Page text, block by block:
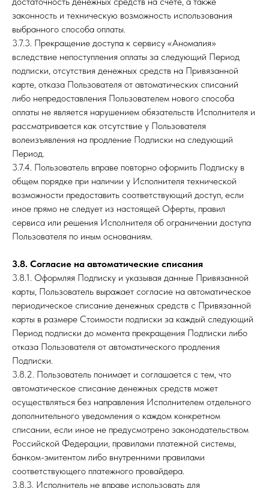
законность и техническую возможность использования
выбранного способа оплаты.
3.7.3. Прекращение доступа к сервису «Аномалия»
вследствие непоступления оплаты за следующий Период
подписки, отсутствия денежных средств на Привязанной
карте, отказа Пользователя от автоматических списаний
либо непредоставления Пользователем нового способа
оплаты не является нарушением обязательств Исполнителя и
рассматривается как отсутствие у Пользователя
волеизъявления на продление Подписки на следующий
Период.
3.7.4. Пользователь вправе повторно оформить Подписку в
общем порядке при наличии у Исполнителя технической
возможности предоставить соответствующий доступ, если
иное прямо не следует из настоящей Оферты, правил
сервиса или решения Исполнителя об ограничении доступа
Пользователя по иным основаниям.
3.8. Согласие на автоматические списания
3.8.1. Оформляя Подписку и указывая данные Привязанной
карты, Пользователь выражает согласие на автоматическое
периодическое списание денежных средств с Привязанной
карты в размере Стоимости подписки за каждый следующий
Период подписки до момента прекращения Подписки либо
отказа Пользователя от автоматического продления
Подписки.
3.8.2. Пользователь понимает и соглашается с тем, что
автоматическое списание денежных средств может
осуществляться без направления Исполнителем отдельного
дополнительного уведомления о каждом конкретном
списании, если иное не предусмотрено законодательством
Российской Федерации, правилами платежной системы,
банком-эмитентом либо внутренними правилами
соответствующего платежного провайдера.
3.8.3. Исполнитель не вправе использовать для